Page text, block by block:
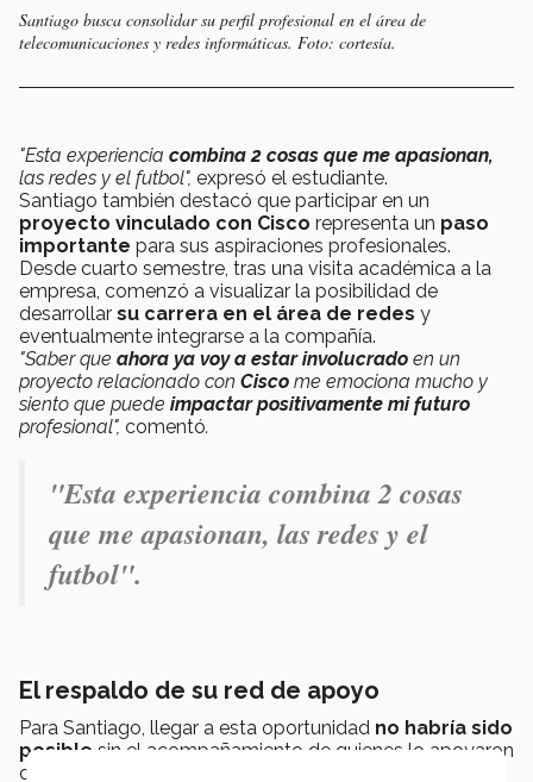
Santiago busca consolidar su perfil profesional en el área de
telecomunicaciones y redes informáticas. Foto: cortesía.
"Esta experiencia combina 2 cosas que me apasionan,
las redes y el futbol", expresó el estudiante.
Santiago también destacó que participar en un
proyecto vinculado con Cisco representa un paso
importante para sus aspiraciones profesionales.
Desde cuarto semestre, tras una visita académica a la
empresa, comenzó a visualizar la posibilidad de
desarrollar su carrera en el área de redes y
eventualmente integrarse a la compañía.
"Saber que ahora ya voy a estar involucrado en un
proyecto relacionado con Cisco me emociona mucho y
siento que puede impactar positivamente mi futuro
profesional", comentó.
"Esta experiencia combina 2 cosas
que me apasionan, las redes y el
futbol".
El respaldo de su red de apoyo
Para Santiago, llegar a esta oportunidad no habría sido
posible sin el acompañamiento de quienes lo apoyaron
durante el proceso.